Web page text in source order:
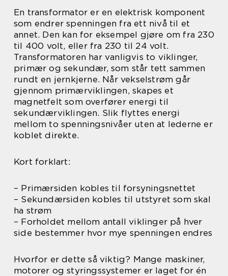
En transformator er en elektrisk komponent
som endrer spenningen fra ett nivå til et
annet. Den kan for eksempel gjøre om fra 230
til 400 volt, eller fra 230 til 24 volt.
Transformatoren har vanligvis to viklinger,
primær og sekundær, som står tett sammen
rundt en jernkjerne. Når vekselstrøm går
gjennom primærviklingen, skapes et
magnetfelt som overfører energi til
sekundærviklingen. Slik flyttes energi
mellom to spenningsnivåer uten at lederne er
koblet direkte.
Kort forklart:
– Primærsiden kobles til forsyningsnettet
– Sekundærsiden kobles til utstyret som skal
ha strøm
– Forholdet mellom antall viklinger på hver
side bestemmer hvor mye spenningen endres
Hvorfor er dette så viktig? Mange maskiner,
motorer og styringssystemer er laget for én